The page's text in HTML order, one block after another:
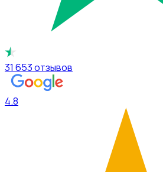
31 653отзывов
4.8